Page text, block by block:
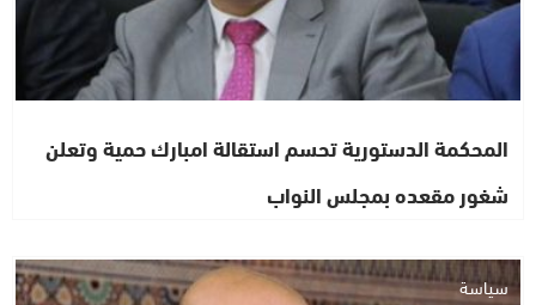
المحكمة الدستورية تحسم استقالة امبارك حمية وتعلن
شغور مقعده بمجلس النواب
سياسة